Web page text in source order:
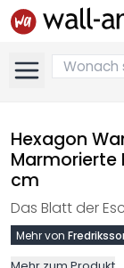
Hexagon
Marmorierte
cm
Das Blatt der
Mehr von